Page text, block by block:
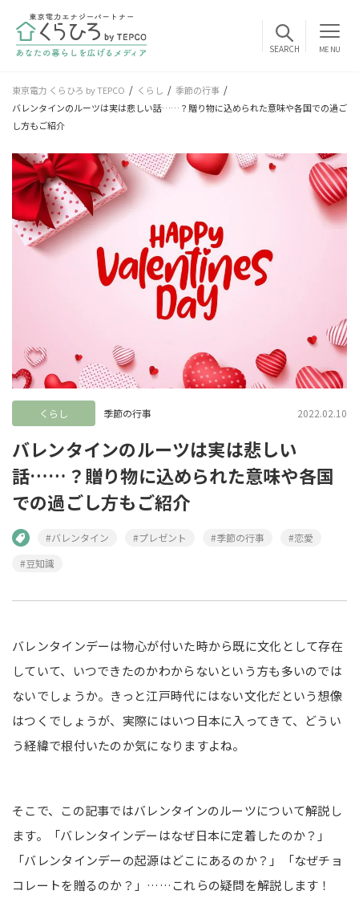
MENU
東京電力 くらひろ by TEPCO くらし
季節の行事
バレンタインのルーツは実は悲しい話……？贈り物に込められた意味や各国での過ご
し方もご紹介
2022.02.10
くらし 季節の行事
バレンタインのルーツは実は悲しい
話……？贈り物に込められた意味や各国
での過ごし方もご紹介
#バレンタイン #プレゼント #季節の行事
#恋愛
#豆知識
バレンタインデーは物心が付いた時から既に文化として存在
していて、いつできたのかわからないという方も多いのでは
ないでしょうか。きっと江戸時代にはない文化だという想像
はつくでしょうが、実際にはいつ日本に入ってきて、どうい
う経緯で根付いたのか気になりますよね。
そこで、この記事ではバレンタインのルーツについて解説し
ます。「バレンタインデーはなぜ日本に定着したのか？」
「バレンタインデーの起源はどこにあるのか？」「なぜチョ
コレートを贈るのか？」……これらの疑問を解説します！